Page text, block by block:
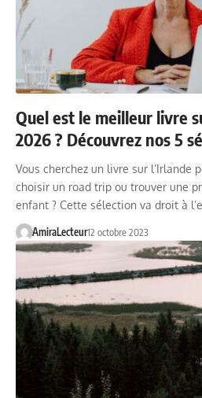
Quel est le meilleur livre
2026 ? Découvrez nos 5
Vous cherchez un livre sur l’Irlande
choisir un road trip ou trouver une
enfant ? Cette sélection va droit à
AmiraLecteur12 octobre 2023